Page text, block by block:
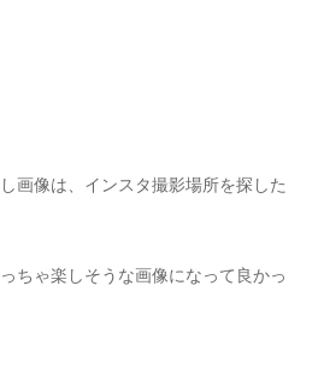
画像は、インスタ撮影場所を探した
ちゃ楽しそうな画像になって良かっ